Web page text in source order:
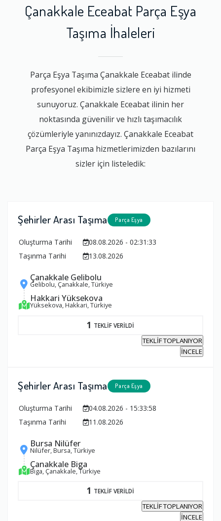
Çanakkale Eceabat Parça Eşya
Taşıma İhaleleri
Parça Eşya Taşıma Çanakkale Eceabat ilinde
profesyonel ekibimizle sizlere en iyi hizmeti
sunuyoruz. Çanakkale Eceabat ilinin her
noktasında güvenilir ve hızlı taşımacılık
çözümleriyle yanınızdayız. Çanakkale Eceabat
Parça Eşya Taşıma hizmetlerimizden bazılarını
sizler için listeledik:
Şehirler Arası Taşıma Parça Eşya
Oluşturma Tarihi
08.08.2026 - 02:31:33
Taşınma Tarihi
13.08.2026
Çanakkale Gelibolu
Gelibolu, Çanakkale, Türkiye
Hakkari Yüksekova
Yüksekova, Hakkari, Türkiye
1 TEKLİF VERİLDİ
TEKLİF TOPLANIYOR
İNCELE
Şehirler Arası Taşıma Parça Eşya
Oluşturma Tarihi
04.08.2026 - 15:33:58
Taşınma Tarihi
11.08.2026
Bursa Nilüfer
Nilüfer, Bursa, Türkiye
Çanakkale Biga
Biga, Çanakkale, Türkiye
1 TEKLİF VERİLDİ
TEKLİF TOPLANIYOR
İNCELE